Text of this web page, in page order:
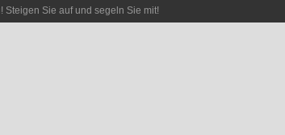
Steigen Sie auf und segeln Sie mit!